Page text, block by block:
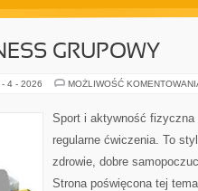
GRUPOWY
4 - 2026 MOŻLIWOŚĆ
Sport i aktywność
regularne ćwiczenia. To
zdrowie, dobre
Strona poświęcona tej